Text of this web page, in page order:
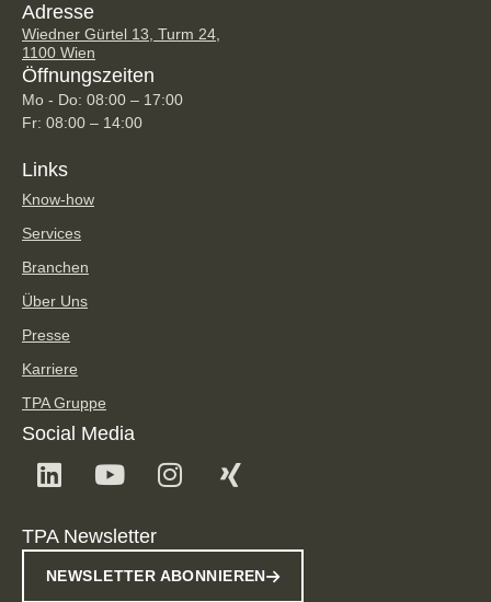
Adresse
Wiedner Gürtel 13, Turm 24,
1100 Wien
Öffnungszeiten
Mo - Do: 08:00 – 17:00
Fr: 08:00 – 14:00
Links
Know-how
Services
Branchen
Über Uns
Presse
Karriere
TPA Gruppe
Social Media
TPA Newsletter
NEWSLETTER ABONNIEREN